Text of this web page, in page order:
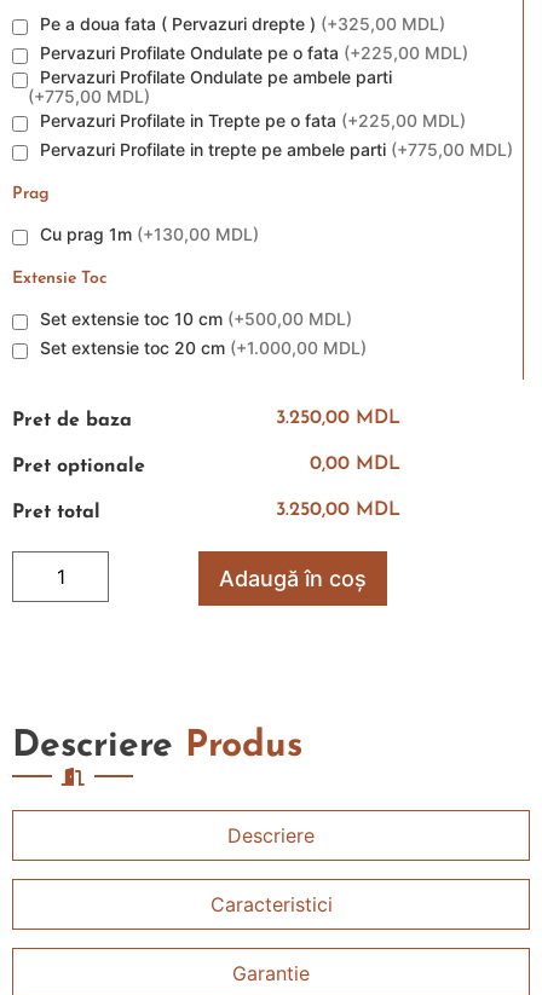
Pe a doua fata ( Pervazuri drepte ) (+325,00 MDL)
Pervazuri Profilate Ondulate pe o fata (+225,00 MDL)
Pervazuri Profilate Ondulate pe ambele parti
(+775,00 MDL)
Pervazuri Profilate in Trepte pe o fata (+225,00 MDL)
Pervazuri Profilate in trepte pe ambele parti (+775,00 MDL)
Prag
Cu prag 1m (+130,00 MDL)
Extensie Toc
Set extensie toc 10 cm (+500,00 MDL)
Set extensie toc 20 cm (+1.000,00 MDL)
Pret de baza 3.250,00 MDL
Pret optionale 0,00 MDL
Pret total 3.250,00 MDL
Adaugă în coș
Descriere Produs
Descriere
Caracteristici
Garantie